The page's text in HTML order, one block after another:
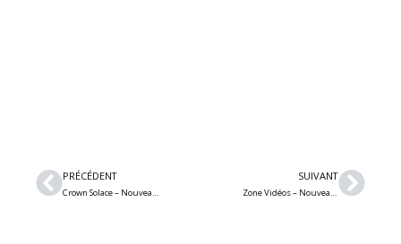
Précédent
PRÉCÉDENT
Crown Solace – Nouveau single/vidéo metal symphonique « Inside My Mind »
SUIVANT
Zone Vidéos – Nouveautés de Windwaker, Pierce The Veil, Borealis, Twilight Force et House of Lords